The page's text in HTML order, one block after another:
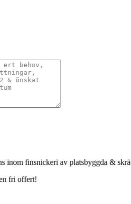
inom finsnickeri av platsbyggda &
fri offert!